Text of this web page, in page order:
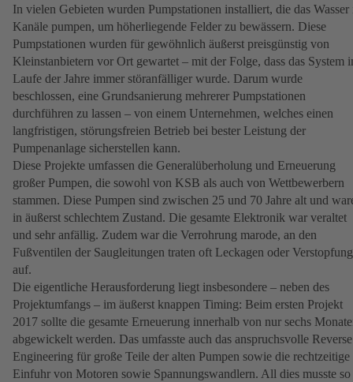
In vielen Gebieten wurden Pumpstationen installiert, die das Wasser
Kanäle pumpen, um höherliegende Felder zu bewässern. Diese
Pumpstationen wurden für gewöhnlich äußerst preisgünstig von
Kleinstanbietern vor Ort gewartet – mit der Folge, dass das System
Laufe der Jahre immer störanfälliger wurde. Darum wurde
beschlossen, eine Grundsanierung mehrerer Pumpstationen
durchführen zu lassen – von einem Unternehmen, welches einen
langfristigen, störungsfreien Betrieb bei bester Leistung der
Pumpenanlage sicherstellen kann.
Diese Projekte umfassen die Generalüberholung und Erneuerung
großer Pumpen, die sowohl von KSB als auch von Wettbewerbern
stammen. Diese Pumpen sind zwischen 25 und 70 Jahre alt und
in äußerst schlechtem Zustand. Die gesamte Elektronik war veraltet
und sehr anfällig. Zudem war die Verrohrung marode, an den
Fußventilen der Saugleitungen traten oft Leckagen oder
auf.
Die eigentliche Herausforderung liegt insbesondere – neben des
Projektumfangs – im äußerst knappen Timing: Beim ersten Projekt
2017 sollte die gesamte Erneuerung innerhalb von nur sechs
abgewickelt werden. Das umfasste auch das anspruchsvolle Reverse
Engineering für große Teile der alten Pumpen sowie die rechtzeitige
Einfuhr von Motoren sowie Spannungswandlern. All dies musste so